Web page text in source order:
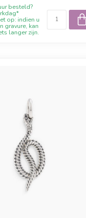
besteld?
op: indien u
gravure, kan
langer zijn.